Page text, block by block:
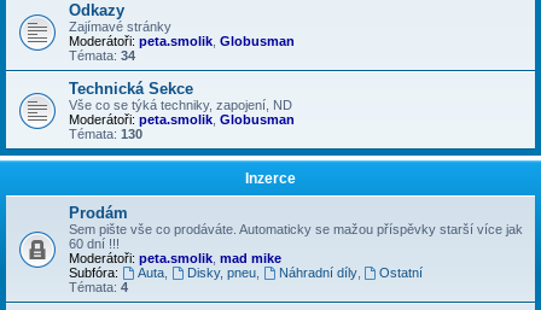
Odkazy
Zajímavé stránky
Moderátoři: peta.smolik, Globusman
Témata: 34
Technická Sekce
Vše co se týká techniky, zapojení, ND
Moderátoři: peta.smolik, Globusman
Témata: 130
Inzerce
Prodám
Sem pište vše co prodáváte. Automaticky se mažou příspěvky starší více jak
60 dní !!!
Moderátoři: peta.smolik, mad mike
Subfóra:
Auta, Disky, pneu, Náhradní díly,
Ostatní
Témata: 4